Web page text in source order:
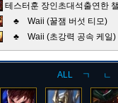
테스터훈 장인초대석출연한
♣ Waii (꿀잼 버섯 티모)
♣ Waii (초강력 공속 케
ALL ㄱ ㄴ